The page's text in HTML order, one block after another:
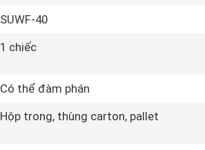
SUWF-40
1 chiếc
Có thể đàm phán
Hộp trong, thùng carton, pallet